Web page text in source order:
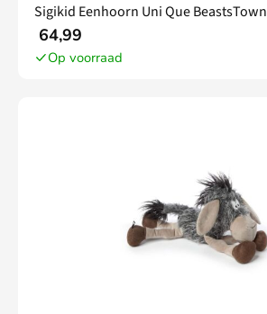
Sigikid Eenhoorn Uni Que BeastsTown
64,99
Op voorraad